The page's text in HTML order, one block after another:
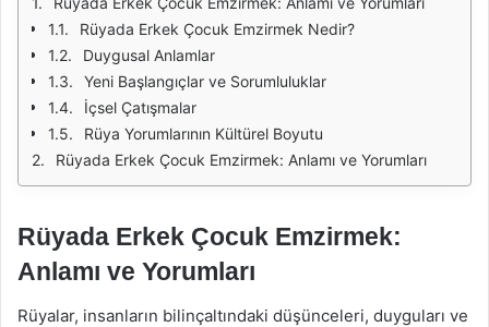
Rüyada Erkek Çocuk Emzirmek Nedir?
Duygusal Anlamlar
Yeni Başlangıçlar ve Sorumluluklar
İçsel Çatışmalar
Rüya Yorumlarının Kültürel Boyutu
Rüyada Erkek Çocuk Emzirmek: Anlamı ve Yorumları
Rüyada Erkek Çocuk Emzirmek:
Anlamı ve Yorumları
Rüyalar, insanların bilinçaltındaki düşünceleri, duyguları ve